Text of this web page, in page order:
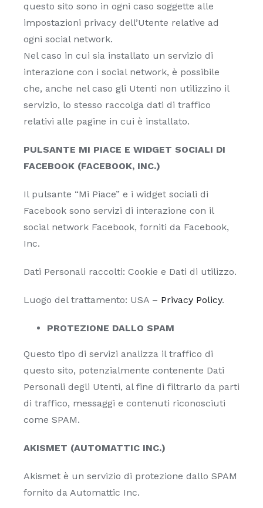
questo sito sono in ogni caso soggette alle
impostazioni privacy dell’Utente relative ad
ogni social network.
Nel caso in cui sia installato un servizio di
interazione con i social network, è possibile
che, anche nel caso gli Utenti non utilizzino il
servizio, lo stesso raccolga dati di traffico
relativi alle pagine in cui è installato.
PULSANTE MI PIACE E WIDGET SOCIALI DI
FACEBOOK (FACEBOOK, INC.)
Il pulsante “Mi Piace” e i widget sociali di
Facebook sono servizi di interazione con il
social network Facebook, forniti da Facebook,
Inc.
Dati Personali raccolti: Cookie e Dati di utilizzo.
Luogo del trattamento: USA – Privacy Policy.
PROTEZIONE DALLO SPAM
Questo tipo di servizi analizza il traffico di
questo sito, potenzialmente contenente Dati
Personali degli Utenti, al fine di filtrarlo da parti
di traffico, messaggi e contenuti riconosciuti
come SPAM.
AKISMET (AUTOMATTIC INC.)
Akismet è un servizio di protezione dallo SPAM
fornito da Automattic Inc.